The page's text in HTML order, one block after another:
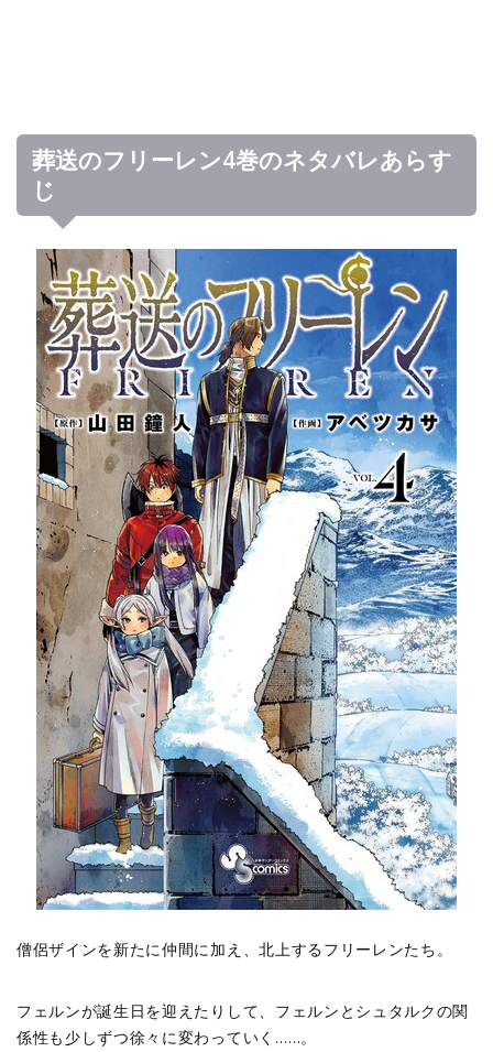
葬送のフリーレン4巻のネタバレあらす
じ
僧侶ザインを新たに仲間に加え、北上するフリーレンたち。
フェルンが誕生日を迎えたりして、フェルンとシュタルクの関
係性も少しずつ徐々に変わっていく……。